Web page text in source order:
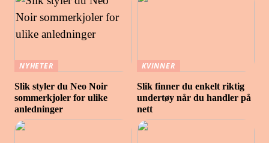
NYHETER
Slik styler du Neo Noir
sommerkjoler for ulike
anledninger
KVINNER
Slik finner du enkelt riktig
undertøy når du handler på
nett